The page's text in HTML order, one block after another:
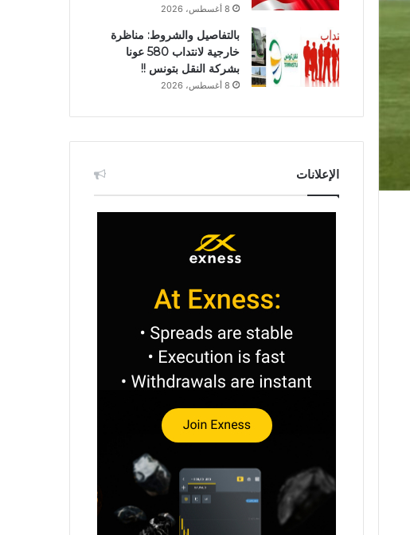
8 أغسطس، 2026
بالتفاصيل والشروط: مناظرة
خارجية لانتداب 580 عونا
بشركة النقل بتونس !!
8 أغسطس، 2026
الإعلانات